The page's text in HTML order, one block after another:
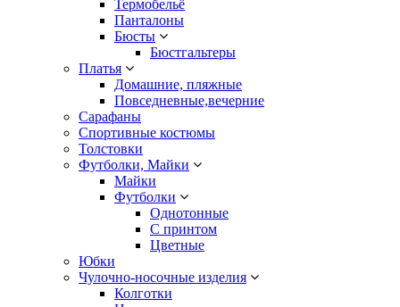
Термобельё
Панталоны
Бюсты
Бюстгальтеры
Платья
Домашние, пляжные
Повседневные,вечерние
Сарафаны
Спортивные костюмы
Толстовки
Футболки, Майки
Майки
Футболки
Однотонные
С принтом
Цветные
Юбки
Чулочно-носочные изделия
Колготки